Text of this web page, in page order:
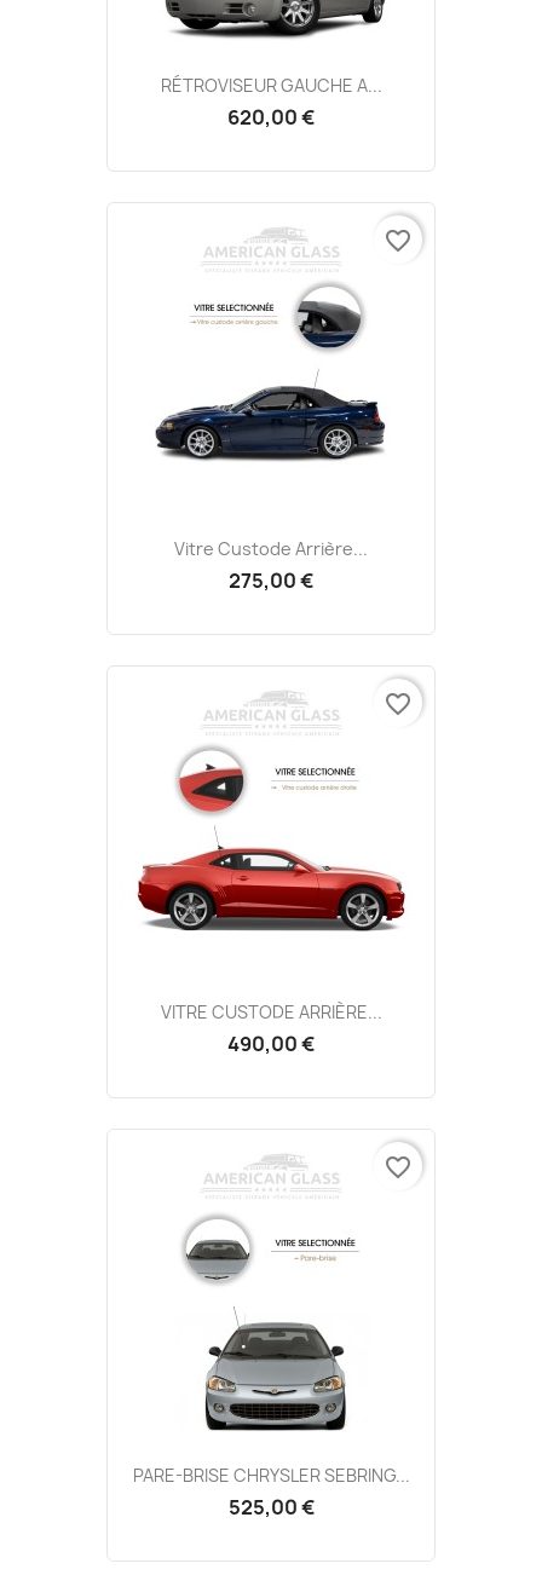
RÉTROVISEUR GAUCHE A...
620,00 €
Vitre Custode Arrière...
275,00 €
favorite_border
VITRE CUSTODE ARRIÈRE...
490,00 €
favorite_border
PARE-BRISE CHRYSLER SEBRING...
525,00 €
favorite_border